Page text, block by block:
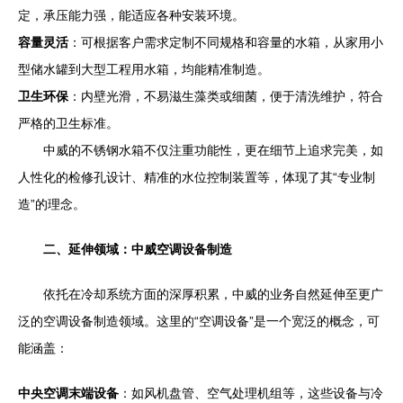
定，承压能力强，能适应各种安装环境。
容量灵活 ：可根据客户需求定制不同规格和容量的水箱，从家用小
型储水罐到大型工程用水箱，均能精准制造。
卫生环保 ：内壁光滑，不易滋生藻类或细菌，便于清洗维护，符合
严格的卫生标准。
中威的不锈钢水箱不仅注重功能性，更在细节上追求完美，如
人性化的检修孔设计、精准的水位控制装置等，体现了其“专业制
造”的理念。
二、延伸领域：中威空调设备制造
依托在冷却系统方面的深厚积累，中威的业务自然延伸至更广
泛的空调设备制造领域。这里的“空调设备”是一个宽泛的概念，可
能涵盖：
中央空调末端设备 ：如风机盘管、空气处理机组等，这些设备与冷